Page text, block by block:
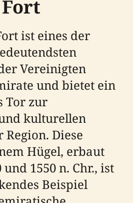
ist eines der
Vereinigten
und bietet ein
Tor zur
kulturellen
Region. Diese
Hügel, erbaut
1550 n. Chr., ist
Beispiel